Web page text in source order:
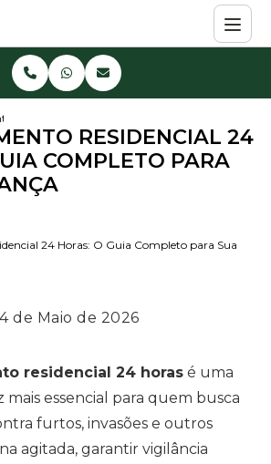
Residencial 24 Horas: O Guia Completo para
RESIDENCIAL 24
COMPLETO PARA
de Maio de 2026
residencial 24 horas é uma
mais essencial para quem busca
furtos, invasões e outros
agitada, garantir vigilância